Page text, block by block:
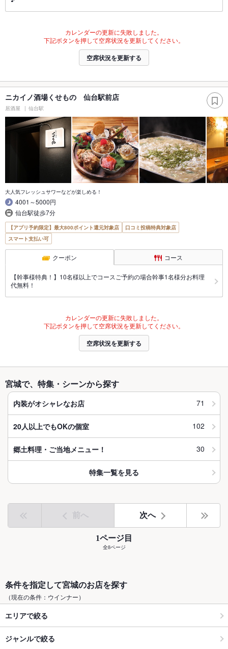
カレンダーの更新に失敗しました。
下記ボタンを押して空席状況を更新してください。
空席状況を更新する
ニカイノ酒場くせもの 仙台駅前店
居酒屋 仙台駅
大人気フレッシュサワーなどが楽しめる！
4001～5000円
仙台駅徒歩7分
【アプリ予約限定】最大800ポイント還元対象店
口コミ投稿特典対象店
スマート支払い可
クーポン コース
【幹事様特典！】10名様以上でコースご予約の場合幹事1名様分お料理
代無料！
カレンダーの更新に失敗しました。
下記ボタンを押して空席状況を更新してください。
空席状況を更新する
宮城で、特集・シーンから探す
内装がオシャレなお店 71
20人以上でもOKの個室 102
郷土料理・ご当地メニュー！ 30
特集一覧を見る
前へ 次へ
1ページ目
全8ページ
条件を指定して宮城のお店を探す
（現在の条件：ウインナー）
エリアで絞る
ジャンルで絞る